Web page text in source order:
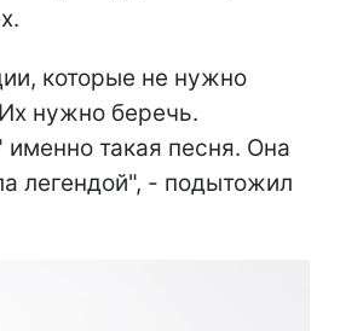
которые не нужно
нужно беречь.
такая песня. Она
легендой", - подытожил